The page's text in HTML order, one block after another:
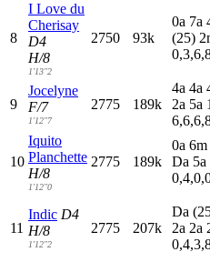
8
I Love du
Cherisay
D4
H/8
1'13"2
2750 93k
0a 7a
(25) 2
9
Jocelyne
F/7
1'12"7
2775 189k
4a 4a
2a 5a 1
10
Iquito
Planchette
H/8
1'12"0
2775 189k
0a 6m
Da 5a
11
Indic D4
H/8
1'12"2
2775 207k
Da
2a 2a